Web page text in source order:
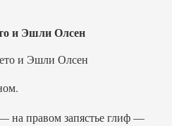
и Эшли Олсен
на правом запястье глиф —